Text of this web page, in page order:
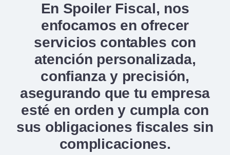
En Spoiler Fiscal, nos
enfocamos en ofrecer
servicios contables con
atención personalizada,
confianza y precisión,
asegurando que tu empresa
esté en orden y cumpla con
sus obligaciones fiscales sin
complicaciones.